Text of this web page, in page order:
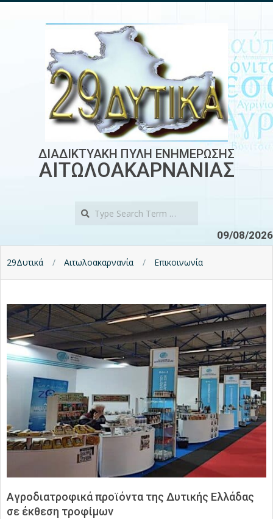
ΔΙΑΔΙΚΤΥΑΚΗ ΠΥΛΗ ΕΝΗΜΕΡΩΣΗΣ
ΑΙΤΩΛΟΑΚΑΡΝΑΝΙΑΣ
09/08/2026
29Δυτικά Αιτωλοακαρνανία Επικοινωνία
Αγροδιατροφικά προϊόντα της Δυτικής Ελλάδας
σε έκθεση τροφίμων